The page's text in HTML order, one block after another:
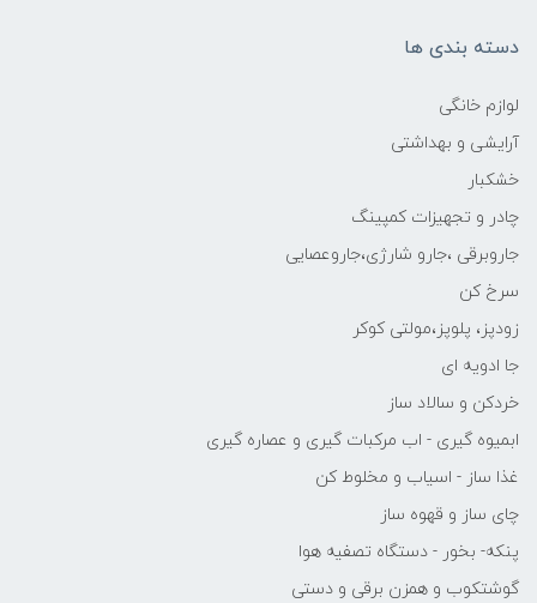
دسته بندی ها
لوازم خانگی
آرایشی و بهداشتی
خشکبار
چادر و تجهیزات کمپینگ
جاروبرقی ،جارو شارژی،جاروعصایی
سرخ کن
زودپز، پلوپز،مولتی کوکر
جا ادویه ای
خردکن و سالاد ساز
ابمیوه گیری - اب مرکبات گیری و عصاره گیری
غذا ساز - اسیاب و مخلوط کن
چای ساز و قهوه ساز
پنکه- بخور - دستگاه تصفیه هوا
گوشتکوب و همزن برقی و دستی